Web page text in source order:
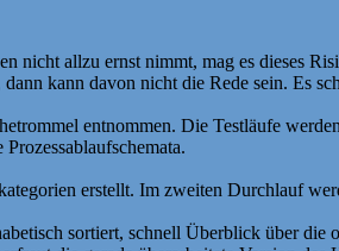
nicht allzu ernst nimmt, mag es dieses
kann davon nicht die Rede sein. Es
entnommen. Die Testläufe
erstellt. Im zweiten Durchlauf
sortiert, schnell Überblick über die